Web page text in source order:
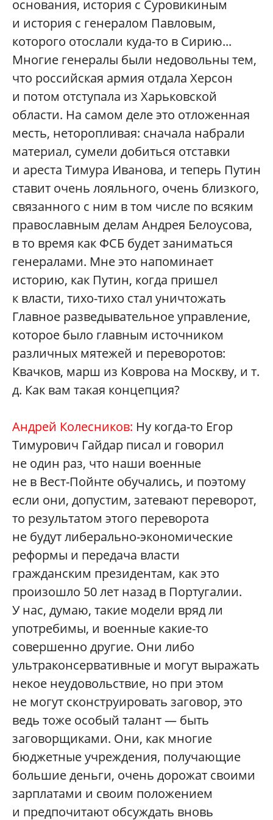
основания, история с Суровикиным
и история с генералом Павловым,
которого отослали куда-то в Сирию...
Многие генералы были недовольны тем,
что российская армия отдала Херсон
и потом отступала из Харьковской
области. На самом деле это отложенная
месть, неторопливая: сначала набрали
материал, сумели добиться отставки
и ареста Тимура Иванова, и теперь Путин
ставит очень лояльного, очень близкого,
связанного с ним в том числе по всяким
православным делам Андрея Белоусова,
в то время как ФСБ будет заниматься
генералами. Мне это напоминает
историю, как Путин, когда пришел
к власти, тихо-тихо стал уничтожать
Главное разведывательное управление,
которое было главным источником
различных мятежей и переворотов:
Квачков, марш из Коврова на Москву, и т.
д. Как вам такая концепция?
Андрей Колесников: Ну когда-то Егор
Тимурович Гайдар писал и говорил
не один раз, что наши военные
не в Вест-Пойнте обучались, и поэтому
если они, допустим, затевают переворот,
то результатом этого переворота
не будут либерально-экономические
реформы и передача власти
гражданским президентам, как это
произошло 50 лет назад в Португалии.
У нас, думаю, такие модели вряд ли
употребимы, и военные какие-то
совершенно другие. Они либо
ультраконсервативные и могут выражать
некое неудовольствие, но при этом
не могут сконструировать заговор, это
ведь тоже особый талант — быть
заговорщиками. Они, как многие
бюджетные учреждения, получающие
большие деньги, очень дорожат своими
зарплатами и своим положением
и предпочитают обсуждать вновь